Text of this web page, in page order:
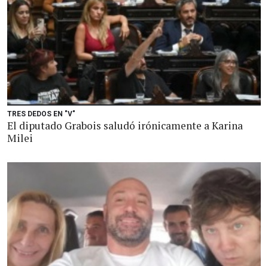
TRES DEDOS EN "V"
El diputado Grabois saludó irónicamente a Karina
Milei